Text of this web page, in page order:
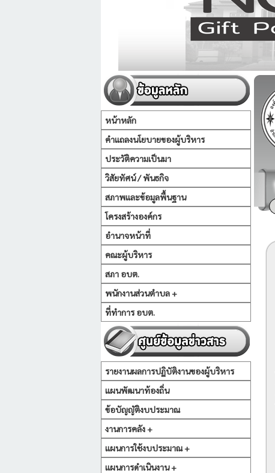
หน้าหลัก
คำแถลงนโยบายของผู้บริหาร
ประวัติความเป็นมา
วิสัยทัศน์ / พันธกิจ
สภาพและข้อมูลพื้นฐาน
โครงสร้างองค์กร
อำนาจหน้าที่
คณะผู้บริหาร
สภา อบต.
พนักงานส่วนตำบล +
ที่ทำการ อบต.
รายงานผลการปฏิบัติงานของผู้บริหาร
แผนพัฒนาท้องถิ่น
ข้อบัญญัติงบประมาณ
งานการคลัง +
แผนการใช้งบประมาณ +
แผนการดำเนินงาน +